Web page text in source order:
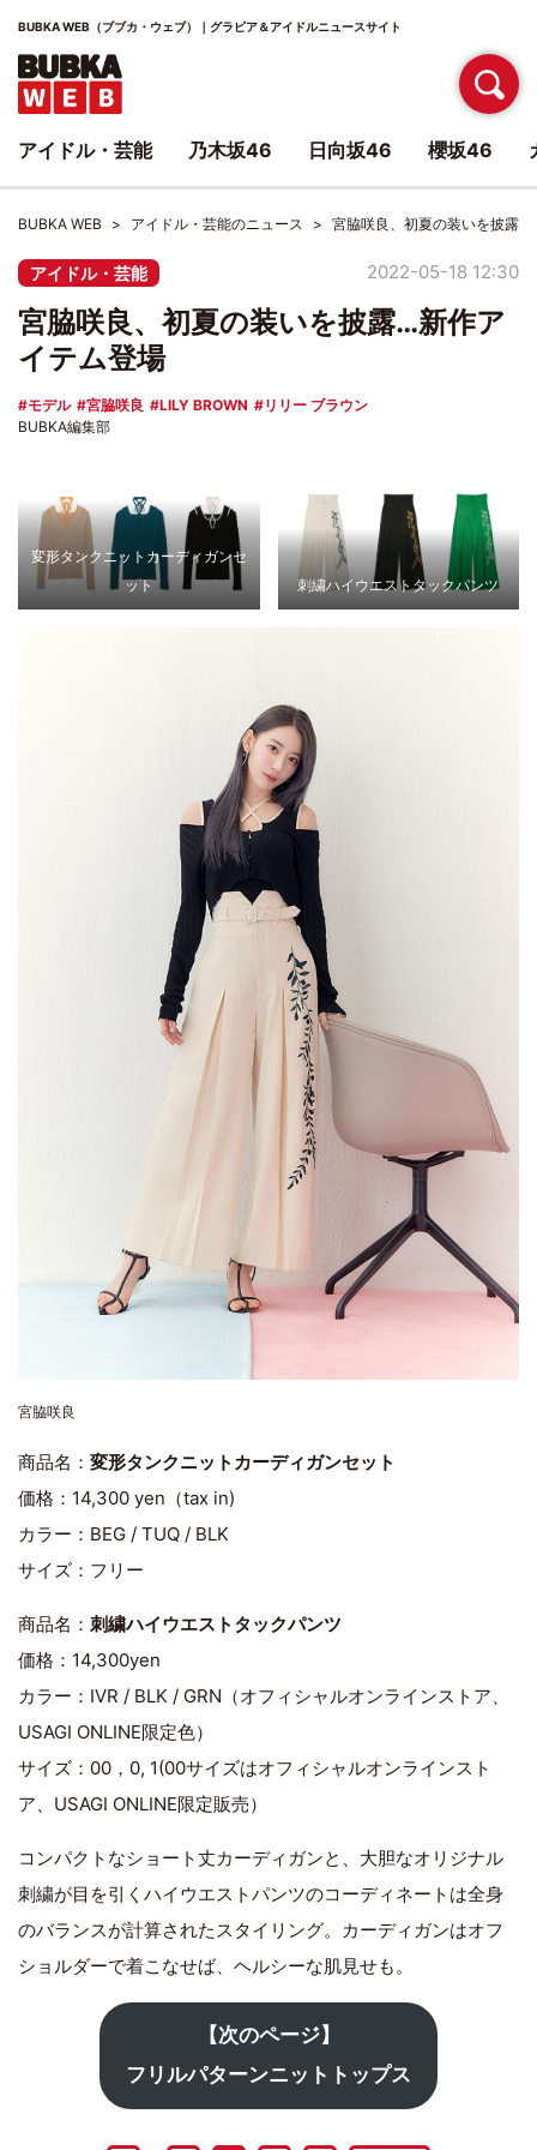
BUBKA WEB（ブブカ・ウェブ）｜グラビア＆アイドルニュースサイト
BUBKA WEB アイドル・芸能のニュース 宮脇咲良、初夏の装いを披露…
アイドル・芸能 2022-05-18 12:30
宮脇咲良、初夏の装いを披露…新作ア
イテム登場
モデル 宮脇咲良 LILY BROWN
リリー ブラウン
BUBKA編集部
変形タンクニットカーディガンセ
ット
刺繍ハイウエストタックパンツ
宮脇咲良
商品名： 変形タンクニットカーディガンセット
価格：14,300 yen（tax in)
カラー：BEG / TUQ / BLK
サイズ：フリー
商品名： 刺繍ハイウエストタックパンツ
価格：14,300yen
カラー：IVR / BLK / GRN（オフィシャルオンラインストア、
USAGI ONLINE限定色）
サイズ：00，0, 1(00サイズはオフィシャルオンラインスト
ア、USAGI ONLINE限定販売）
コンパクトなショート丈カーディガンと、大胆なオリジナル
刺繍が目を引くハイウエストパンツのコーディネートは全身
のバランスが計算されたスタイリング。カーディガンはオフ
ショルダーで着こなせば、ヘルシーな肌見せも。
【次のページ】
フリルパターンニットトップス
アイドル・芸能 乃木坂46 日向坂46 櫻坂46